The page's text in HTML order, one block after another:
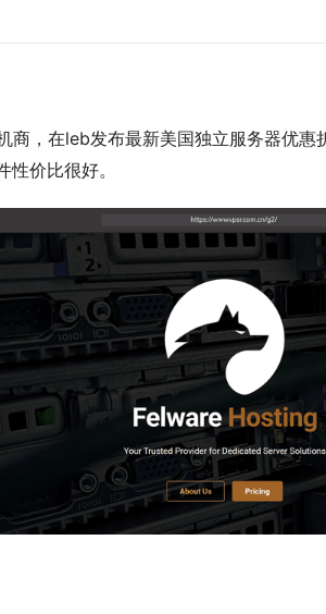
商，在leb发布最新美国独立服务器优惠
价比很好。